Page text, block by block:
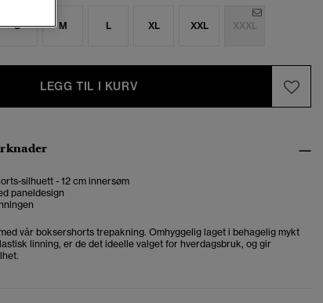
S M L XL XXL XXXL
LEGG TIL I KURV
silhuett - 12 cm innersøm
paneldesign
vår boksershorts trepakning. Omhyggelig laget i behagelig mykt
linning, er de det ideelle valget for hverdagsbruk, og gir